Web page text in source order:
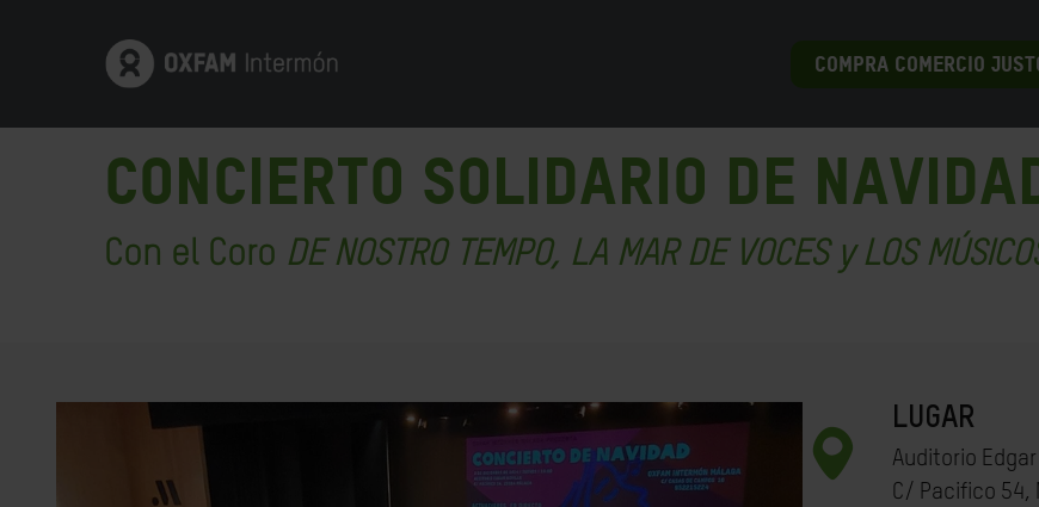
COMPRA COMERCIO
CONCIERTO SOLIDARIO DE
Con el Coro DE NOSTRO TEMPO, LA MAR DE VOCES y LOS
LUGAR
Auditorio
C/ Pacifico 54,